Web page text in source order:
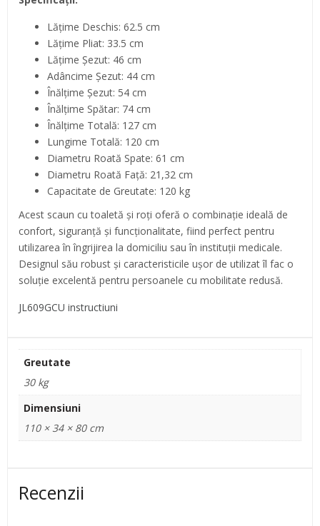
Lățime Deschis: 62.5 cm
Lățime Pliat: 33.5 cm
Lățime Șezut: 46 cm
Adâncime Șezut: 44 cm
Înălțime Șezut: 54 cm
Înălțime Spătar: 74 cm
Înălțime Totală: 127 cm
Lungime Totală: 120 cm
Diametru Roată Spate: 61 cm
Diametru Roată Față: 21,32 cm
Capacitate de Greutate: 120 kg
Acest scaun cu toaletă și roți oferă o combinație ideală de
confort, siguranță și funcționalitate, fiind perfect pentru
utilizarea în îngrijirea la domiciliu sau în instituții medicale.
Designul său robust și caracteristicile ușor de utilizat îl fac o
soluție excelentă pentru persoanele cu mobilitate redusă.
JL609GCU instructiuni
Greutate
30 kg
Dimensiuni
110 × 34 × 80 cm
Recenzii